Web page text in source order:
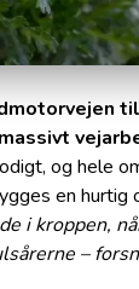
og hele
en hurtig
i kroppen,
–